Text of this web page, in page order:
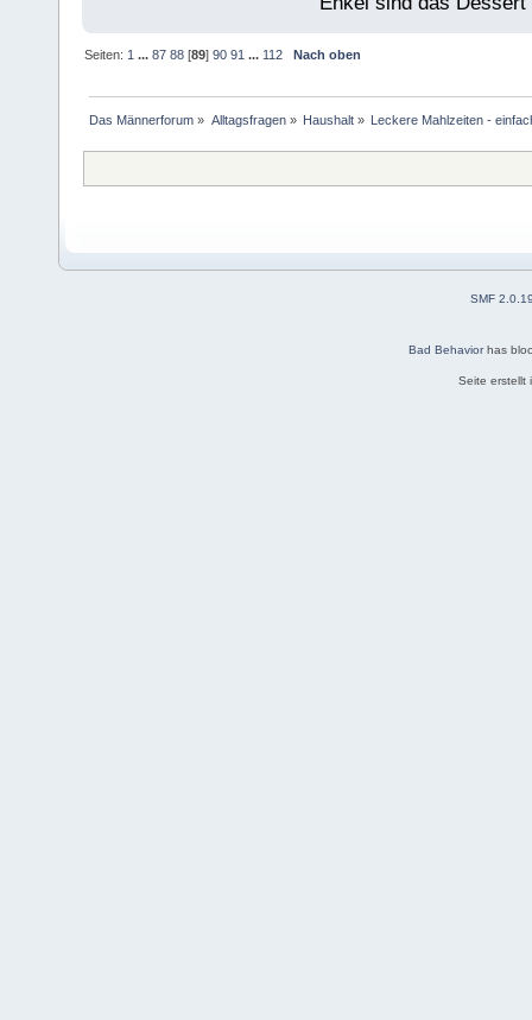
Seiten: 1 ...87 88 [89]90 91 ... 112 Nach oben
Das Männerforum » Alltagsfragen» Haushalt» Leckere Mahlzeiten -
SMF
Bad Behaviorhas
Seite erstellt